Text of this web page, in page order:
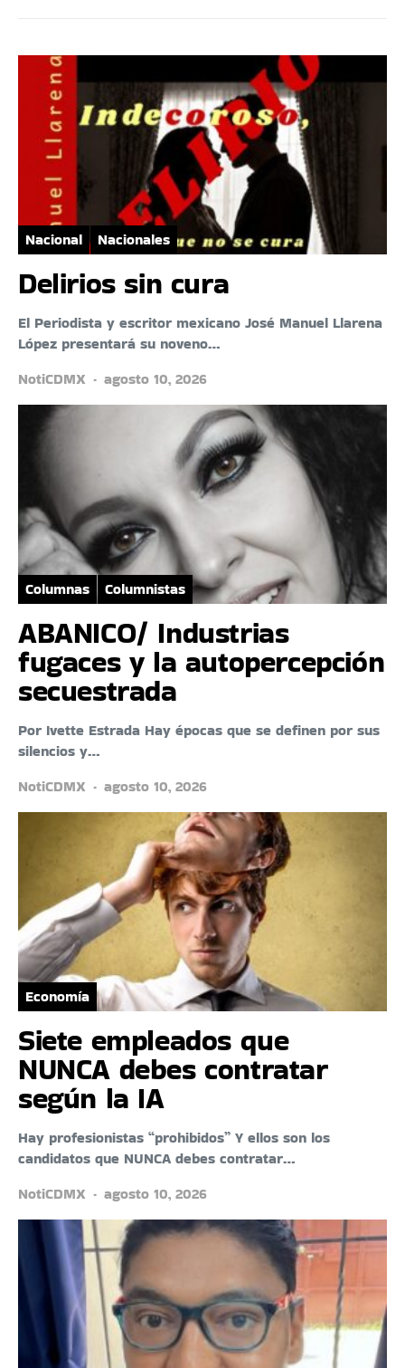
Nacional Nacionales
Delirios sin cura
El Periodista y escritor mexicano José Manuel Llarena
López presentará su noveno…
NotiCDMX
agosto 10, 2026
Columnas Columnistas
ABANICO/ Industrias
fugaces y la autopercepción
secuestrada
Por Ivette Estrada Hay épocas que se definen por sus
silencios y…
NotiCDMX
agosto 10, 2026
Economía
Siete empleados que
NUNCA debes contratar
según la IA
Hay profesionistas “prohibidos” Y ellos son los
candidatos que NUNCA debes contratar…
NotiCDMX
agosto 10, 2026